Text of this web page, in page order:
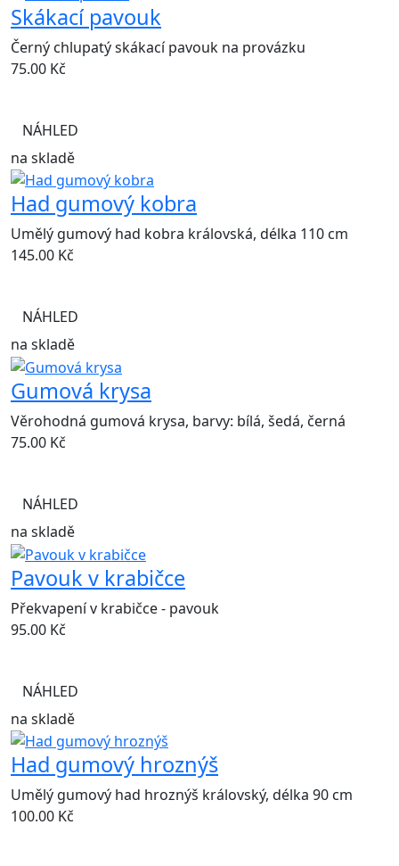
Skákací pavouk
Černý chlupatý skákací pavouk na provázku
75.00 Kč
NÁHLED
na skladě
Had gumový kobra
Umělý gumový had kobra královská, délka 110 cm
145.00 Kč
NÁHLED
na skladě
Gumová krysa
Věrohodná gumová krysa, barvy: bílá, šedá, černá
75.00 Kč
NÁHLED
na skladě
Pavouk v krabičce
Překvapení v krabičce - pavouk
95.00 Kč
NÁHLED
na skladě
Had gumový hroznýš
Umělý gumový had hroznýš královský, délka 90 cm
100.00 Kč